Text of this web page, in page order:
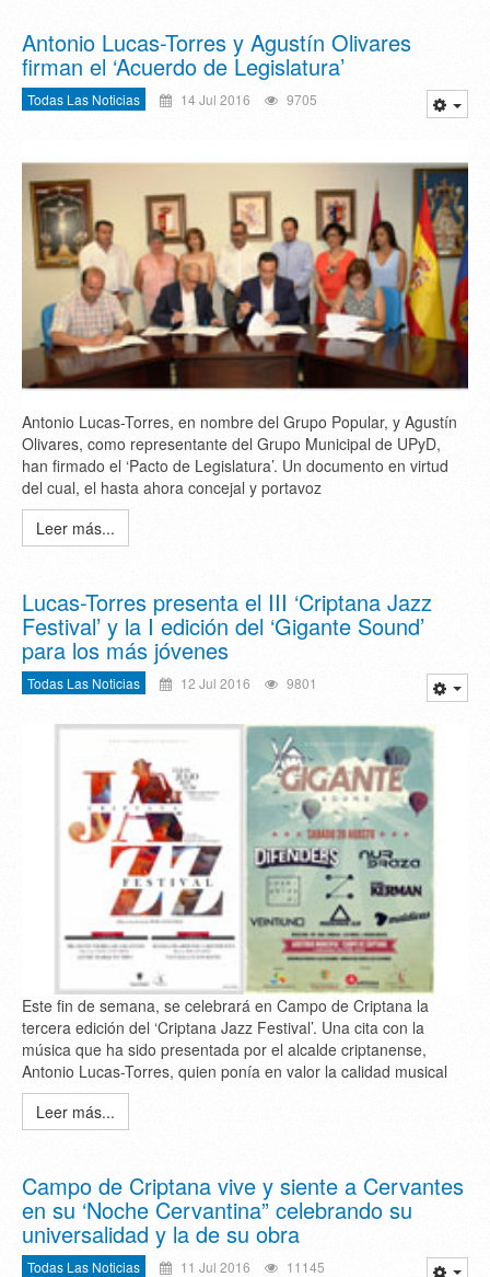
Antonio Lucas-Torres y Agustín Olivares
firman el ‘Acuerdo de Legislatura’
Todas Las Noticias 14 Jul 2016 9705
Antonio Lucas-Torres, en nombre del Grupo Popular, y Agustín
Olivares, como representante del Grupo Municipal de UPyD,
han firmado el ‘Pacto de Legislatura’. Un documento en virtud
del cual, el hasta ahora concejal y portavoz
Leer más...
Lucas-Torres presenta el III ‘Criptana Jazz
Festival’ y la I edición del ‘Gigante Sound’
para los más jóvenes
Todas Las Noticias 12 Jul 2016 9801
Este fin de semana, se celebrará en Campo de Criptana la
tercera edición del ‘Criptana Jazz Festival’. Una cita con la
música que ha sido presentada por el alcalde criptanense,
Antonio Lucas-Torres, quien ponía en valor la calidad musical
Leer más...
Campo de Criptana vive y siente a Cervantes
en su ‘Noche Cervantina” celebrando su
universalidad y la de su obra
Todas Las Noticias 11 Jul 2016 11145